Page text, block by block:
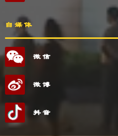
自媒体
微信
微博
抖音